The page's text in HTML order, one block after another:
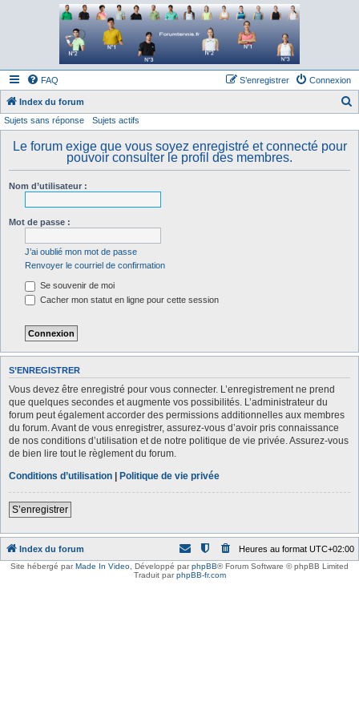
Forum tennis
Le forum des passionnés de tennis
FAQ Connexion
S’enregistrer
Index du forum
Sujets sans réponse Sujets actifs
Le forum exige que vous soyez enregistré et connecté pour
pouvoir consulter le profil des membres.
Nom d’utilisateur :
Mot de passe :
J’ai oublié mon mot de passe
Renvoyer le courriel de confirmation
Se souvenir de moi
Cacher mon statut en ligne pour cette session
S’ENREGISTRER
Vous devez être enregistré pour vous connecter. L’enregistrement ne prend
que quelques secondes et augmente vos possibilités. L’administrateur du
forum peut également accorder des permissions additionnelles aux membres
du forum. Avant de vous enregistrer, assurez-vous d’avoir pris connaissance
de nos conditions d’utilisation et de notre politique de vie privée. Assurez-vous
de bien lire tout le règlement du forum.
Conditions d’utilisation | Politique de vie privée
S’enregistrer
Index du forum Heures au format UTC+02:00
Site hébergé parMade In Video Développé parphpBB® Forum Software © phpBB Limited
Traduit parphpBB-fr.com